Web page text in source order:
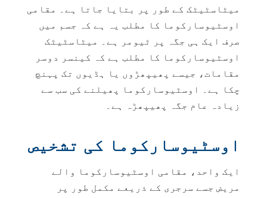
میٹاسٹیٹک کے طور پر بتایا جاتا ہے۔
مقامی
اوسٹیوسارکوما کا مطلب یہ ہے کہ جسم میں
صرف ایک ہی جگہ پر ٹیومر ہے۔
میٹاسٹیٹک
اوسٹیوسارکوما کا مطلب ہے کہ کینسر دوسر
مقامات، جیسے پھیپھڑوں یا ہڈیوں تک پہنچ
چکا ہے۔ اوسٹیوسارکوما پھیلنے کی سب سے
زیادہ عام جگہ پھیپھڑہ ہے۔
اوسٹیوسارکوما کی تشخیص
ایک واحد، مقامی اوسٹیوسارکوما والے
مریض جسے سرجری کے ذریعے مکمل طور پر